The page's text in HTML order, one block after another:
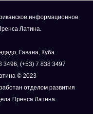
информационное
Латина.
Гавана, Куба.
3496, (+53) 7 838 3497
© 2023
отделом развития
Пренса Латина.